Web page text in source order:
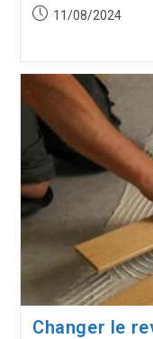
Publication
11/08/2024
Changer le